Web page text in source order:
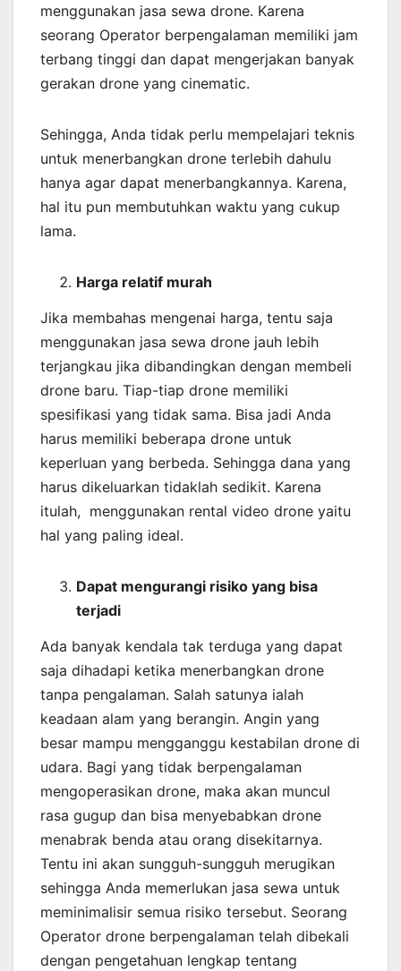
menggunakan jasa sewa drone. Karena
seorang Operator berpengalaman memiliki jam
terbang tinggi dan dapat mengerjakan banyak
gerakan drone yang cinematic.
Sehingga, Anda tidak perlu mempelajari teknis
untuk menerbangkan drone terlebih dahulu
hanya agar dapat menerbangkannya. Karena,
hal itu pun membutuhkan waktu yang cukup
lama.
Harga relatif murah
Jika membahas mengenai harga, tentu saja
menggunakan jasa sewa drone jauh lebih
terjangkau jika dibandingkan dengan membeli
drone baru. Tiap-tiap drone memiliki
spesifikasi yang tidak sama. Bisa jadi Anda
harus memiliki beberapa drone untuk
keperluan yang berbeda. Sehingga dana yang
harus dikeluarkan tidaklah sedikit. Karena
itulah, menggunakan rental video drone yaitu
hal yang paling ideal.
Dapat mengurangi risiko yang bisa
terjadi
Ada banyak kendala tak terduga yang dapat
saja dihadapi ketika menerbangkan drone
tanpa pengalaman. Salah satunya ialah
keadaan alam yang berangin. Angin yang
besar mampu mengganggu kestabilan drone di
udara. Bagi yang tidak berpengalaman
mengoperasikan drone, maka akan muncul
rasa gugup dan bisa menyebabkan drone
menabrak benda atau orang disekitarnya.
Tentu ini akan sungguh-sungguh merugikan
sehingga Anda memerlukan jasa sewa untuk
meminimalisir semua risiko tersebut. Seorang
Operator drone berpengalaman telah dibekali
dengan pengetahuan lengkap tentang